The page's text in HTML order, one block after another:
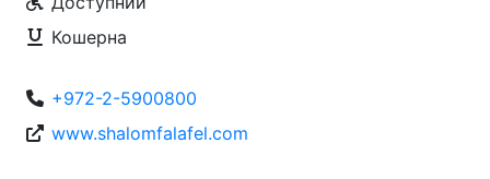
Кошерна
+972-2-5900800
www.shalomfalafel.com